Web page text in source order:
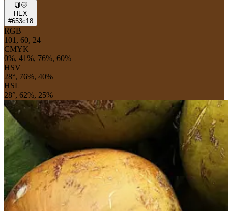
HEX
#653c18
RGB
101, 60, 24
CMYK
0%, 41%, 76%, 60%
HSV
28°, 76%, 40%
HSL
28°, 62%, 25%